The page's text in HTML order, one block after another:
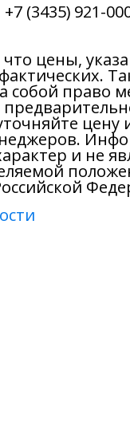
(3435) 921-
цены,
собой право
цену
и не